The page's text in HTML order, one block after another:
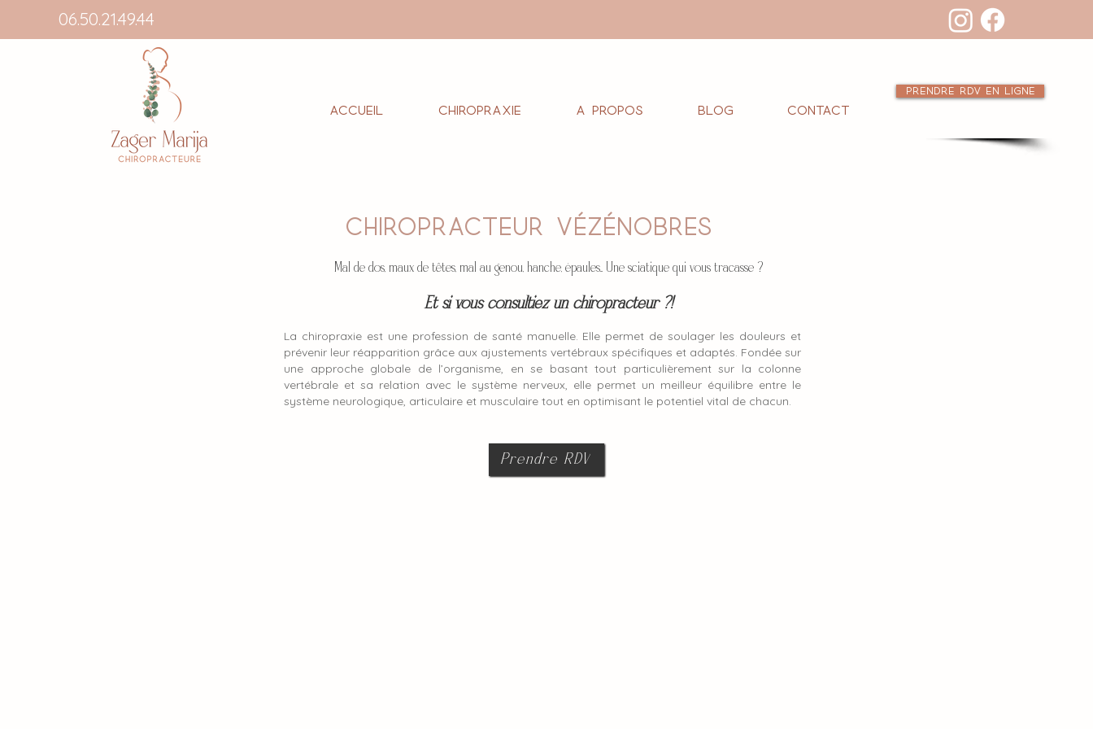
06.50.21.49.44
Accueil Chiropraxie A propos Blog Contact
Prendre RDV en ligne
Chiropracteur VÉZÉNOBRES
Mal de dos, maux de têtes, mal au genou, hanche, épaules... Une sciatique qui vous tracasse ?
Et si vous consultiez un chiropracteur ?!
La chiropraxie est une profession de santé manuelle. Elle permet de soulager les douleurs et
prévenir leur réapparition grâce aux ajustements vertébraux spécifiques et adaptés. Fondée sur
une approche globale de l’organisme, en se basant tout particulièrement sur la colonne
vertébrale et sa relation avec le système nerveux, elle permet un meilleur équilibre entre le
système neurologique, articulaire et musculaire tout en optimisant le potentiel vital de chacun.
Prendre RDV